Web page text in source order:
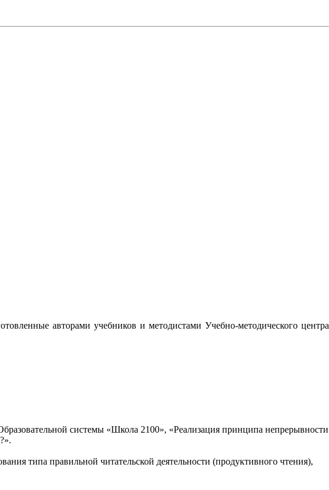
авторами учебников и методистами Учебно-методического центра
системы «Школа 2100», «Реализация принципа непрерывности
типа правильной читательской деятельности (продуктивного чтения),